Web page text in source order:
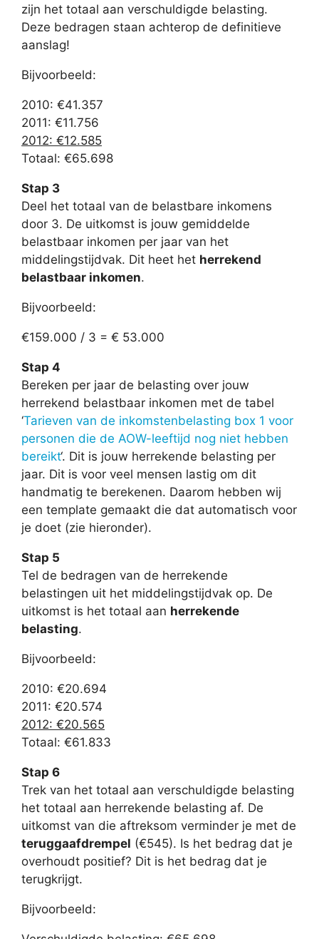
zijn het totaal aan verschuldigde belasting.
Deze bedragen staan achterop de definitieve
aanslag!
Bijvoorbeeld:
2010: €41.357
2011: €11.756
2012: €12.585
Totaal: €65.698
Stap 3
Deel het totaal van de belastbare inkomens
door 3. De uitkomst is jouw gemiddelde
belastbaar inkomen per jaar van het
middelingstijdvak. Dit heet het herrekend
belastbaar inkomen.
Bijvoorbeeld:
€159.000 / 3 = € 53.000
Stap 4
Bereken per jaar de belasting over jouw
herrekend belastbaar inkomen met de tabel
‘Tarieven van de inkomstenbelasting box 1 voor
personen die de AOW-leeftijd nog niet hebben
bereikt‘. Dit is jouw herrekende belasting per
jaar. Dit is voor veel mensen lastig om dit
handmatig te berekenen. Daarom hebben wij
een template gemaakt die dat automatisch voor
je doet (zie hieronder).
Stap 5
Tel de bedragen van de herrekende
belastingen uit het middelingstijdvak op. De
uitkomst is het totaal aan herrekende
belasting.
Bijvoorbeeld:
2010: €20.694
2011: €20.574
2012: €20.565
Totaal: €61.833
Stap 6
Trek van het totaal aan verschuldigde belasting
het totaal aan herrekende belasting af. De
uitkomst van die aftreksom verminder je met de
teruggaafdrempel (€545). Is het bedrag dat je
overhoudt positief? Dit is het bedrag dat je
terugkrijgt.
Bijvoorbeeld: